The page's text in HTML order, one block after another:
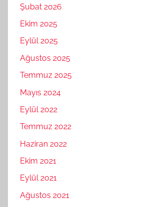
Şubat 2026
Ekim 2025
Eylül 2025
Ağustos 2025
Temmuz 2025
Mayıs 2024
Eylül 2022
Temmuz 2022
Haziran 2022
Ekim 2021
Eylül 2021
Ağustos 2021